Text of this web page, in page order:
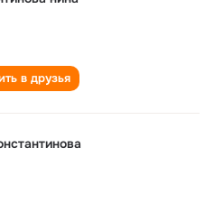
в друзья